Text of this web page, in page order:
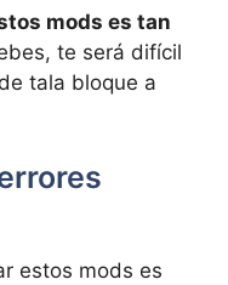
mods es tan
te será difícil
tala bloque a
estos mods es